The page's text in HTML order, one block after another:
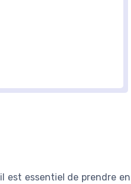
est essentiel de prendre en